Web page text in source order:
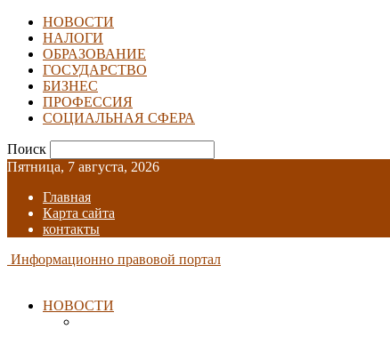
НОВОСТИ
НАЛОГИ
ОБРАЗОВАНИЕ
ГОСУДАРСТВО
БИЗНЕС
ПРОФЕССИЯ
СОЦИАЛЬНАЯ СФЕРА
Поиск
Пятница, 7 августа, 2026
Главная
Карта сайта
контакты
Информационно правовой портал
НОВОСТИ